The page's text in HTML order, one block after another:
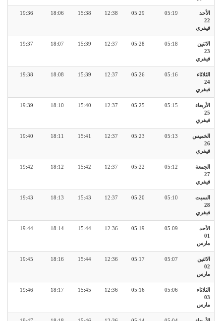
الأحد
22
فيفري
05:19
05:29
12:38
15:38
18:06
19:36
الاثنين
23
فيفري
05:18
05:28
12:37
15:39
18:07
19:37
الثلاثاء
24
فيفري
05:16
05:26
12:37
15:39
18:08
19:38
الأربعاء
25
فيفري
05:15
05:25
12:37
15:40
18:10
19:39
الخميس
26
فيفري
05:13
05:23
12:37
15:41
18:11
19:40
الجمعة
27
فيفري
05:12
05:22
12:37
15:42
18:12
19:42
السبت
28
فيفري
05:10
05:20
12:37
15:43
18:13
19:43
الأحد
01
مارس
05:09
05:19
12:36
15:44
18:14
19:44
الاثنين
02
مارس
05:07
05:17
12:36
15:44
18:16
19:45
الثلاثاء
03
مارس
05:06
05:16
12:36
15:45
18:17
19:46